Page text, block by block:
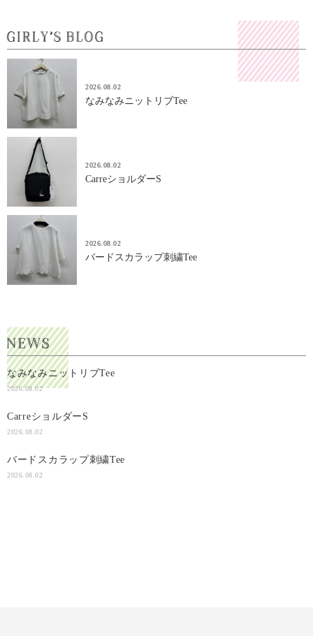
2026.08.02
なみなみニットリブTee
2026.08.02
CarreショルダーS
2026.08.02
バードスカラップ刺繍Tee
なみなみニットリブTee
2026.08.02
CarreショルダーS
2026.08.02
バードスカラップ刺繍Tee
2026.08.02